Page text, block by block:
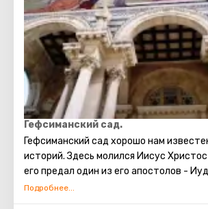
Гефсиманский сад.
Гефсиманский сад хорошо нам
историй. Здесь молился Иисус
его предал один из его апостолов -
огороженный сад с оливковыми